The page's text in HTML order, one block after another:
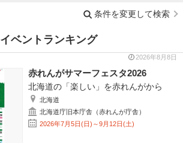
条件を変更して検索
イベントランキング
2026年8月8日
赤れんがサマーフェスタ2026
北海道の「楽しい」を赤れんがから
北海道
北海道庁旧本庁舎（赤れんが庁舎）
2026年7月5日(日)～9月12日(土)